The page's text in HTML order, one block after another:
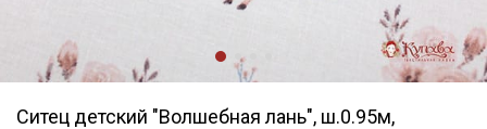
Ситец детский "Волшебная лань", ш.0.95м,